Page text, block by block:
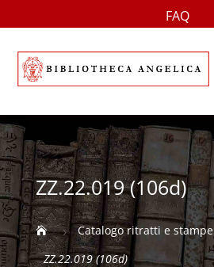
FAQ
ZZ.22.019 (106d)
 5 Catalogo ritratti e stampe
ZZ.22.019 (106d)